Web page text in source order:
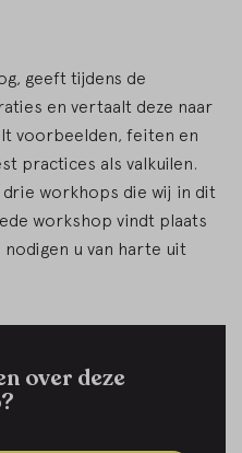
geeft tijdens de
en vertaalt deze naar
voorbeelden, feiten en
practices als valkuilen.
drie workhops die wij in dit
workshop vindt plaats
nodigen u van harte uit
over deze